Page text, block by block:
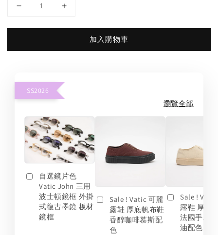
加入購物車
SS2026
瀏覽全部
自選鏡片色
Vatic John 三用
波士頓鏡框 外掛
式復古墨鏡 板材
鏡框
Sale ! Vatic 可麗
露鞋 厚底帆布鞋
香醇咖啡慕斯配
色
Sale !
露鞋 厚底
法國手工
油配色